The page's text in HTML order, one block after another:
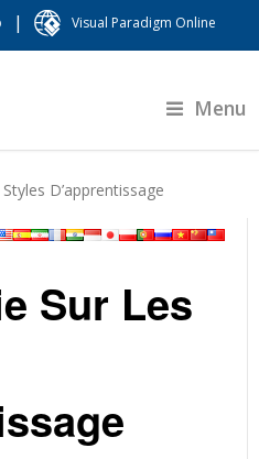
| Visual Paradigm Online
Menu
D’apprentissage
Sur Les